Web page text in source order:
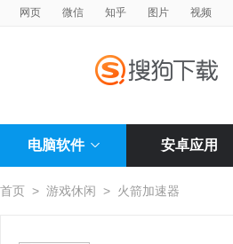
网页 微信 知乎 图片 视频
电脑软件 安卓应用
首页 > 游戏休闲 > 火箭加速器